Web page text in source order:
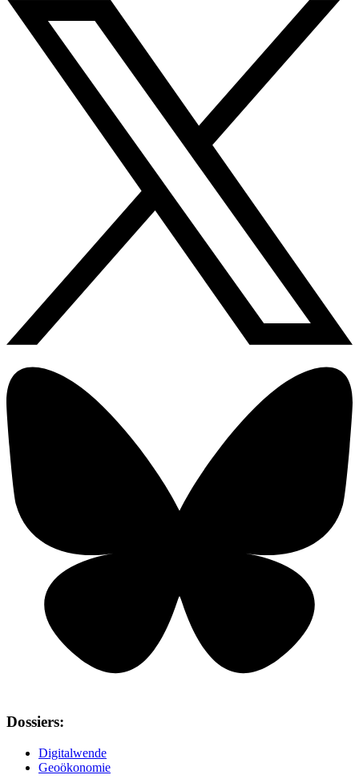
Dossiers:
Digitalwende
Geoökonomie